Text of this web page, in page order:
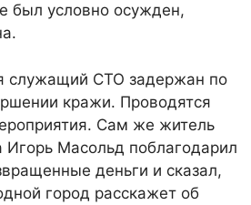
был условно осужден,
служащий СТО задержан по
кражи. Проводятся
Сам же житель
Игорь Масольд поблагодарил
деньги и сказал,
город расскажет об